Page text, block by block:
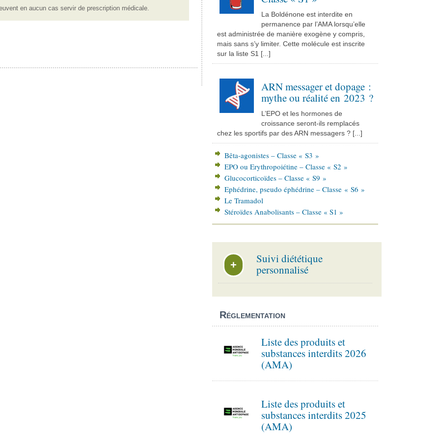
en aucun cas servir de prescription médicale.
La Boldénone est interdite en
permanence par l’AMA lorsqu’elle
est administrée de manière exogène y compris,
mais sans s’y limiter. Cette molécule est inscrite
sur la liste S1 [...]
ARN messager et dopage :
mythe ou réalité en 2023 ?
L’EPO et les hormones de
croissance seront-ils remplacés
chez les sportifs par des ARN messagers ? [...]
Bêta-agonistes – Classe « S3 »
EPO ou Erythropoiétine – Classe « S2 »
Glucocorticoïdes – Classe « S9 »
Ephédrine, pseudo éphédrine – Classe « S6 »
Le Tramadol
Stéroïdes Anabolisants – Classe « S1 »
+
Suivi diététique
personnalisé
Réglementation
Liste des produits et
substances interdits 2026
(AMA)
Liste des produits et
substances interdits 2025
(AMA)